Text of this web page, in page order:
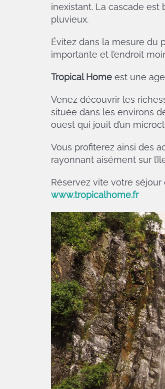
inexistant. La cascade
pluvieux.
Évitez dans la mesure du
importante et l’endroit
Tropical Home est une
Venez découvrir les
située dans les environs
ouest qui jouit d’un
Vous profiterez ainsi des
rayonnant aisément sur
Réservez vite votre séjour
www.tropicalhome.fr